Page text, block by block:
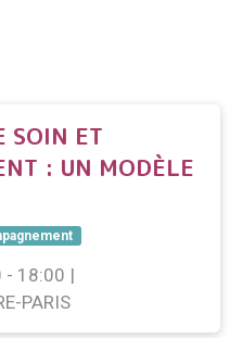
SOIN ET
: UN MODÈLE
18:00 |
PARIS